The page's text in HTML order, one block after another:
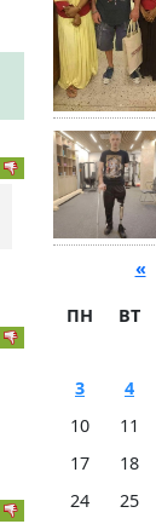
«
ПН ВТ
3
4
10
11
17
18
24
25